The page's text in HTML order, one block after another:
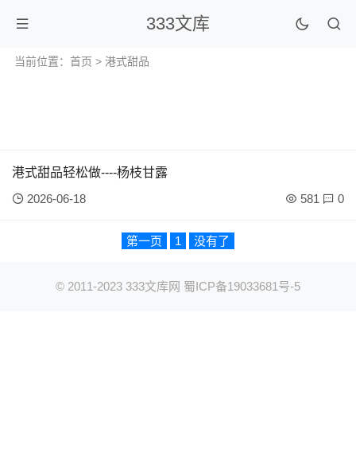
333文库
当前位置： 首页 > 港式甜品
港式甜品轻松做----杨枝甘露
2026-06-18
581 0
第一页 1 没有了
© 2011-2023 333文库网 蜀ICP备19033681号-5